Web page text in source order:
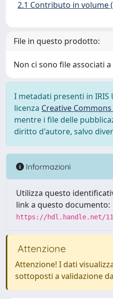
2.1 Contributo in volume
File in questo prodotto:
Non ci sono file associati
I metadati presenti in IRIS
licenza Creative
mentre i file delle
diritto d'autore, salvo
Informazioni
Utilizza questo
link a questo documento:
https://hdl.handle.net/
Attenzione
Attenzione! I dati
sottoposti a validazione